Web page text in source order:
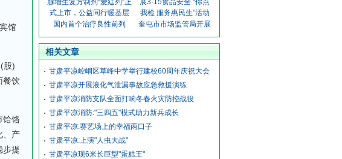
馆
股)
餐饮
饸饹
、产
步提
国内首个治疗良性前列 奎屯市市场监管局开展
相关文章
甘肃平凉崆峒区草峰中学举行建校60周年庆祝大会
甘肃平凉开展液化气泄漏事故应急救援演练
甘肃平凉消防支队全面打响冬春火灾防控战役
甘肃平凉消防:"三四五"模式助力新兵成长
甘肃平凉:赛艺场上的幸福两口子
甘肃平凉:上演"人虫大战"
甘肃平凉现6米长巨型"蛋糕王"